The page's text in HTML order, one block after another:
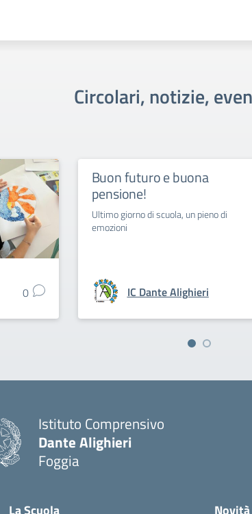
Circolari, notizie,
0
Buon futuro e buona
pensione!
Ultimo giorno di scuola, un pieno di
emozioni
IC Dante Alighieri
Istituto Comprensivo
Dante Alighieri
Foggia
La Scuola Novità